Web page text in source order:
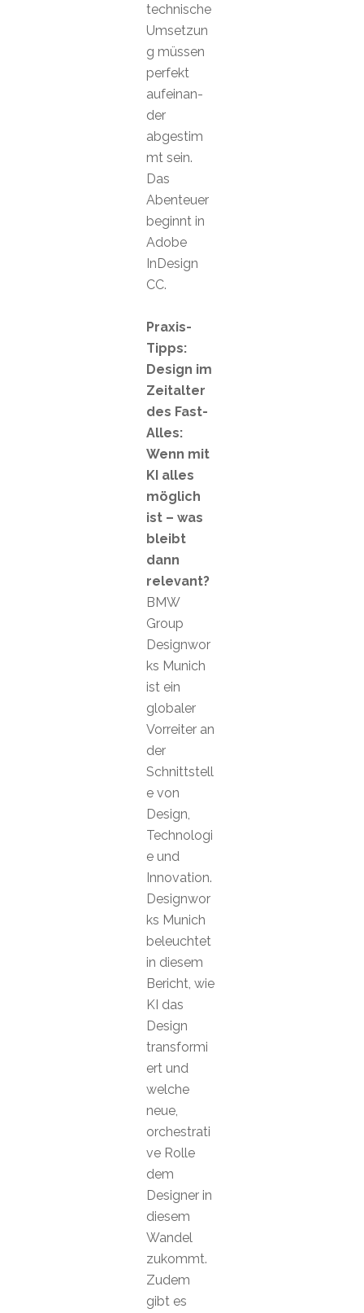
technische
Umsetzun
g müssen
perfekt
aufeinan-
der
abgestim
mt sein.
Das
Abenteuer
beginnt in
Adobe
InDesign
CC.
Praxis-
Tipps:
Design im
Zeitalter
des Fast-
Alles:
Wenn mit
KI alles
möglich
ist – was
bleibt
dann
relevant?
BMW
Group
Designwor
ks Munich
ist ein
globaler
Vorreiter an
der
Schnittstell
e von
Design,
Technologi
e und
Innovation.
Designwor
ks Munich
beleuchtet
in diesem
Bericht, wie
KI das
Design
transformi
ert und
welche
neue,
orchestrati
ve Rolle
dem
Designer in
diesem
Wandel
zukommt.
Zudem
gibt es